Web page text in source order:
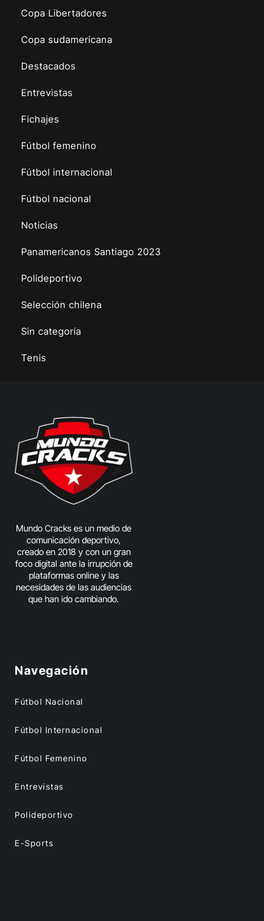
Copa Libertadores
Copa sudamericana
Destacados
Entrevistas
Fichajes
Fútbol femenino
Fútbol internacional
Fútbol nacional
Noticias
Panamericanos Santiago 2023
Polideportivo
Selección chilena
Sin categoría
Tenis
Mundo Cracks es un medio de
comunicación deportivo,
creado en 2018 y con un gran
foco digital ante la irrupción de
plataformas online y las
necesidades de las audiencias
que han ido cambiando.
Navegación
Fútbol Nacional
Fútbol Internacional
Fútbol Femenino
Entrevistas
Polideportivo
E-Sports